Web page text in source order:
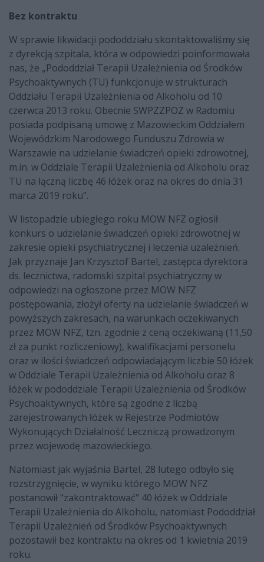
Bez kontraktu
W sprawie likwidacji pododdziału skontaktowaliśmy się
z dyrekcją szpitala, która w odpowiedzi poinformowała
nas, że „Pododdział Terapii Uzależnienia od Środków
Psychoaktywnych (TU) funkcjonuje w strukturach
Oddziału Terapii Uzależnienia od Alkoholu od 10
czerwca 2013 roku. Obecnie SWPZZPOZ w Radomiu
posiada podpisaną umowę z Mazowieckim Oddziałem
Wojewódzkim Narodowego Funduszu Zdrowia w
Warszawie na udzielanie świadczeń opieki zdrowotnej,
m.in. w Oddziale Terapii Uzależnienia od Alkoholu oraz
TU na łączną liczbę 46 łóżek oraz na okres do dnia 31
marca 2019 roku”.
W listopadzie ubiegłego roku MOW NFZ ogłosił
konkurs o udzielanie świadczeń opieki zdrowotnej w
zakresie opieki psychiatrycznej i leczenia uzależnień.
Jak przyznaje Jan Krzysztof Bartel, zastępca dyrektora
ds. lecznictwa, radomski szpital psychiatryczny w
odpowiedzi na ogłoszone przez MOW NFZ
postępowania, złożył oferty na udzielanie świadczeń w
powyższych zakresach, na warunkach oczekiwanych
przez MOW NFZ, tzn. zgodnie z ceną oczekiwaną (11,50
zł za punkt rozliczeniowy), kwalifikacjami personelu
oraz w ilości świadczeń odpowiadającym liczbie 50 łóżek
w Oddziale Terapii Uzależnienia od Alkoholu oraz 8
łóżek w pododdziale Terapii Uzależnienia od Środków
Psychoaktywnych, które są zgodne z liczbą
zarejestrowanych łóżek w Rejestrze Podmiotów
Wykonujących Działalność Leczniczą prowadzonym
przez wojewodę mazowieckiego.
Natomiast jak wyjaśnia Bartel, 28 lutego odbyło się
rozstrzygnięcie, w wyniku którego MOW NFZ
postanowił "zakontraktować" 40 łóżek w Oddziale
Terapii Uzależnienia do Alkoholu, natomiast Pododdział
Terapii Uzależnień od Środków Psychoaktywnych
pozostawił bez kontraktu na okres od 1 kwietnia 2019
roku.